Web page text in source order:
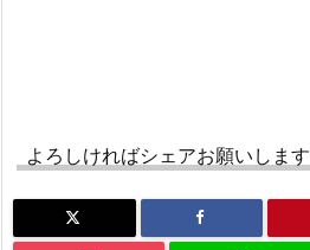
よろしければシェアお願いします